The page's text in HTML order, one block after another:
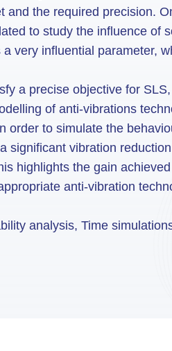
the required precision.
to study the influence of
very influential parameter,
a precise objective for
of anti-vibrations
order to simulate the
significant vibration
highlights the gain
anti-vibration
analysis, Time